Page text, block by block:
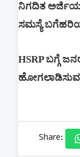
ನಿಗದಿತ
ಸಮಸ್ಯೆ
HSRP ಬಗ್ಗೆ
ಹೋಗಲಾಡಿಸುವ
Share: